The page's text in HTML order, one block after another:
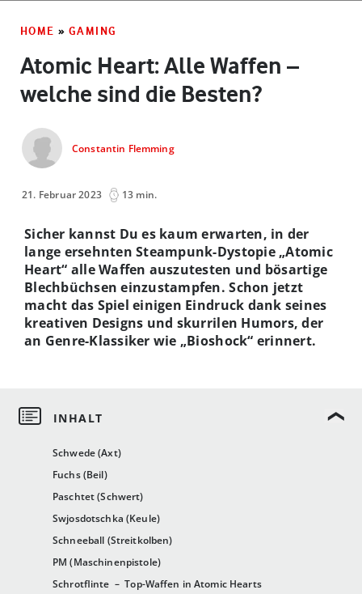
HOME » GAMING
Atomic Heart: Alle Waffen –
welche sind die Besten?
Constantin Flemming
21. Februar 2023 13 min.
Schwede (Axt)
Fuchs (Beil)
Paschtet (Schwert)
Swjosdotschka (Keule)
Schneeball (Streitkolben)
PM (Maschinenpistole)
Schrotflinte – Top-Waffen in Atomic Hearts
Sicher kannst Du es kaum erwarten, in der
lange ersehnten Steampunk-Dystopie „Atomic
Heart“ alle Waffen auszutesten und bösartige
Blechbüchsen einzustampfen. Schon jetzt
macht das Spiel einigen Eindruck dank seines
kreativen Designs und skurrilen Humors, der
an Genre-Klassiker wie „Bioshock“ erinnert.